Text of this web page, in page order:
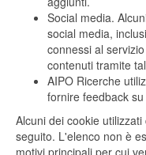
Social media.
social media,
connessi al
contenuti tramite
AIPO Ricerche
fornire feedback
Alcuni dei cookie
seguito. L'elenco non è
motivi principali per cui